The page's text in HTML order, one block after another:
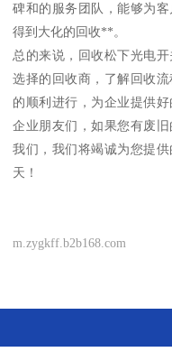
碑和的服务团队，能够为
得到大化的回收**。
总的来说，回收松下光电
选择的回收商，了解回收
的顺利进行，为企业提供
企业朋友们，如果您有废
我们，我们将竭诚为您提
天！
m.zygkff.b2b168.com